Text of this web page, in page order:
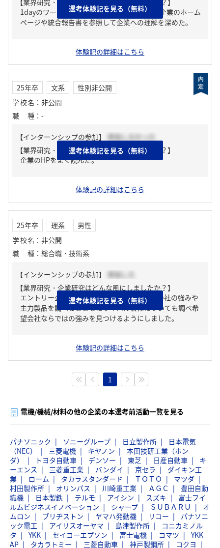
【業界研究・企業研究はどんな風にしましたか？】
1dayのワークショップに参加するとともに、企業のホーム
ページや統合報告書を参照して企業への理解を深めた。
選考体験記を見る（無料）
体験記の詳細はこちら
25年卒 文系
性別非公開
学校名 ： 非公開
職種 ： -
【インターンシップの参加】
参加しなかった
【業界研究・企業研究はどんな風にしましたか？】
企業のHPをよく読んだ。
選考体験記を見る（無料）
体験記の詳細はこちら
25年卒 理系
男性
学校名 ： 非公開
職種 ： 総合職・技術系
【インターンシップの参加】
参加した
【業界研究・企業研究はどんな風にしましたか？】
エントリー企業のホームページに行き、その会社の強みや
主力製品を調べるとともにライバル会社についても調べ希
望会社ならではの強みを見つけるようにしました。
選考体験記を見る（無料）
体験記の詳細はこちら
1
電機/機械/材料の他の企業の本選考前活動一覧を見る
パナソニック ソニーグループ 日立製作所
日本電気
（NEC）
三菱電機 キヤノン
本田技研工業（ホン
ダ）
トヨタ自動車 デンソー 東芝 日産自動車
キ
ーエンス
三菱重工業 バンダイ 京セラ
ダイキン工
業
ローム タカラスタンダード ＴＯＴＯ
マツダ
村田製作所
オリンパス 川崎重工業 ＡＧＣ
豊田自動
織機
日本製鉄 テルモ アイシン スズキ
富士フイ
ルムビジネスイノベーション
シャープ ＳＵＢＡＲＵ
オ
ムロン
ブリヂストン ヤマハ発動機 リコー
パナソニ
ック電工
アイリスオーヤマ 島津製作所
コニカミノル
タ
YKK セイコーエプソン 富士電機 コマツ
YKK
AP
タカラトミー 三菱自動車 神戸製鋼所 コクヨ